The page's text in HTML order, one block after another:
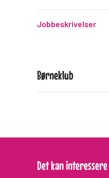
Jobbeskrivelser
Børneklub
Det kan